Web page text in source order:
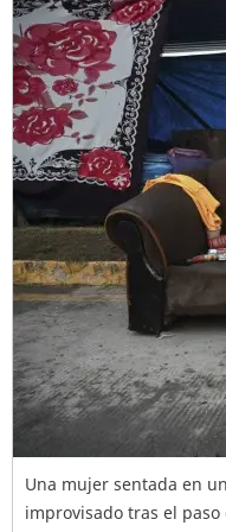
Una mujer sentada en
improvisado tras el